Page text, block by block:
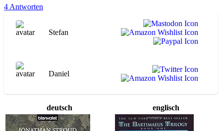
4 Antworten
Stefan
Daniel
deutsch englisch